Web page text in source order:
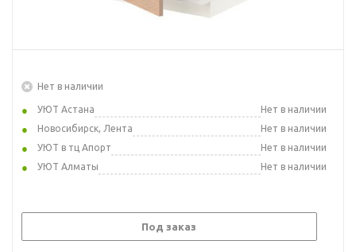
Нет в наличии
УЮТ Астана
Нет в наличии
Новосибирск, Лента
Нет в наличии
УЮТ в тц Апорт
Нет в наличии
УЮТ Алматы
Нет в наличии
Под заказ